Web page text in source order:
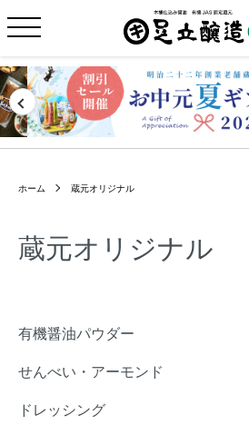
ホーム 蔵元オリジナル
蔵元オリジナル
有機醤油パウダー
せんべい・アーモンド
ドレッシング